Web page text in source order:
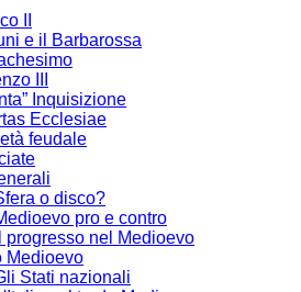
II
e il Barbarossa
III
Inquisizione
Ecclesiae
feudale
o disco?
pro e contro
Il progresso nel Medioevo
Medioevo
Stati nazionali